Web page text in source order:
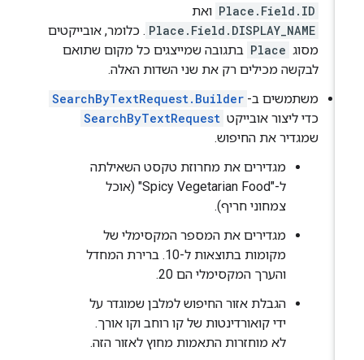
Place.Field.ID ואת
Place.Field.DISPLAY_NAME . כלומר, אובייקטים
מסוג Place בתגובה שמייצגים כל מקום שתואם
לבקשה מכילים רק את שני השדות האלה.
משתמשים ב- SearchByTextRequest.Builder
כדי ליצור אובייקט SearchByTextRequest
שמגדיר את החיפוש.
מגדירים את מחרוזת טקסט השאילתה
ל-"Spicy Vegetarian Food" (אוכל
צמחוני חריף).
מגדירים את המספר המקסימלי של
מקומות בתוצאות ל-10. ברירת המחדל
והערך המקסימלי הם 20.
הגבלת אזור החיפוש למלבן שמוגדר על
ידי קואורדינטות של קו רוחב וקו אורך.
לא מוחזרות התאמות מחוץ לאזור הזה.